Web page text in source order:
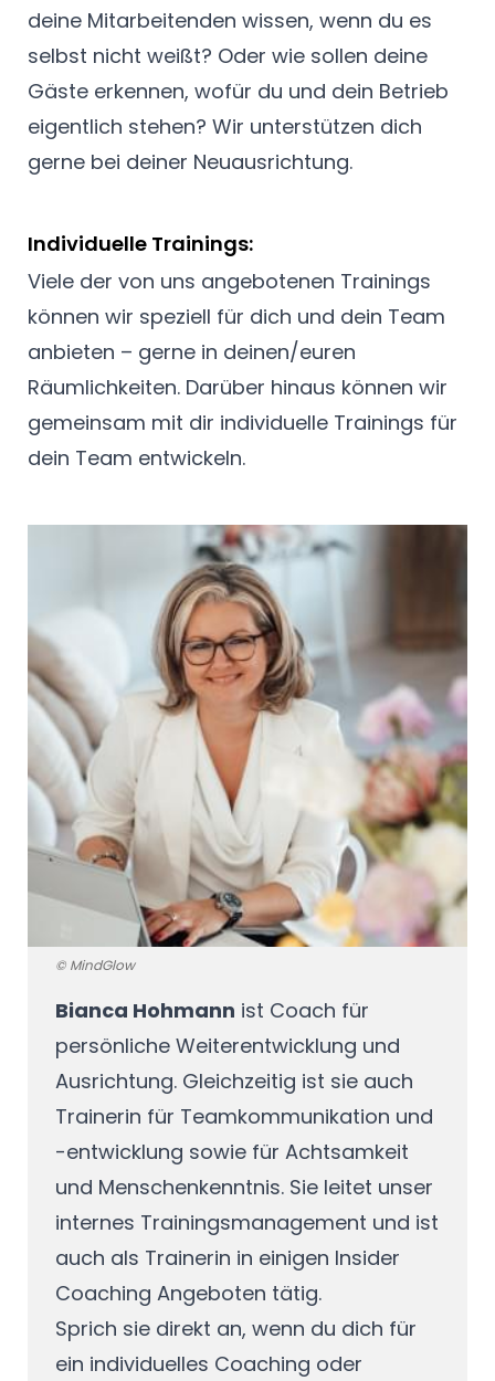
deine Mitarbeitenden wissen, wenn du es
selbst nicht weißt? Oder wie sollen deine
Gäste erkennen, wofür du und dein Betrieb
eigentlich stehen? Wir unterstützen dich
gerne bei deiner Neuausrichtung.
Individuelle Trainings:
Viele der von uns angebotenen Trainings
können wir speziell für dich und dein Team
anbieten – gerne in deinen/euren
Räumlichkeiten. Darüber hinaus können wir
gemeinsam mit dir individuelle Trainings für
dein Team entwickeln.
© MindGlow
Bianca Hohmann ist Coach für
persönliche Weiterentwicklung und
Ausrichtung. Gleichzeitig ist sie auch
Trainerin für Teamkommunikation und
-entwicklung sowie für Achtsamkeit
und Menschenkenntnis. Sie leitet unser
internes Trainingsmanagement und ist
auch als Trainerin in einigen Insider
Coaching Angeboten tätig.
Sprich sie direkt an, wenn du dich für
ein individuelles Coaching oder